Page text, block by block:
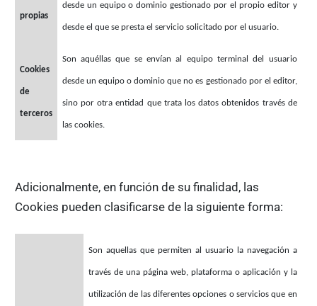
propias
desde un equipo o dominio gestionado por el propio editor y
desde el que se presta el servicio solicitado por el usuario.
Cookies
de
terceros
Son aquéllas que se envían al equipo terminal del usuario
desde un equipo o dominio que no es gestionado por el editor,
sino por otra entidad que trata los datos obtenidos través de
las cookies.
Adicionalmente, en función de su finalidad, las
Cookies pueden clasificarse de la siguiente forma:
Son aquellas que permiten al usuario la navegación a
través de una página web, plataforma o aplicación y la
utilización de las diferentes opciones o servicios que en